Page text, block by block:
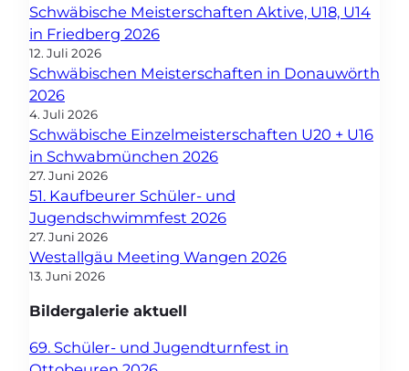
Schwäbische Meisterschaften Aktive, U18, U14
in Friedberg 2026
12. Juli 2026
Schwäbischen Meisterschaften in Donauwörth
2026
4. Juli 2026
Schwäbische Einzelmeisterschaften U20 + U16
in Schwabmünchen 2026
27. Juni 2026
51. Kaufbeurer Schüler- und
Jugendschwimmfest 2026
27. Juni 2026
Westallgäu Meeting Wangen 2026
13. Juni 2026
Bildergalerie aktuell
69. Schüler- und Jugendturnfest in